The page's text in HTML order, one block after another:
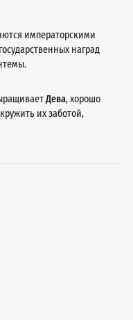
императорскими
наград
Дева, хорошо
их заботой,